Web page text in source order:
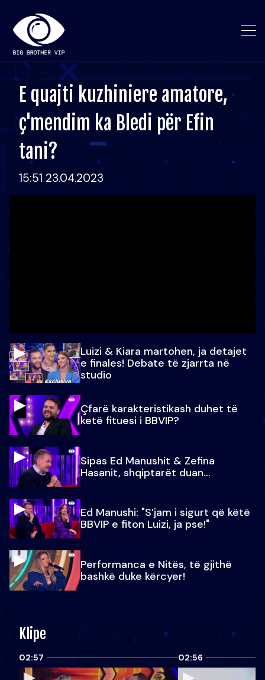
E quajti kuzhiniere amatore,
ç'mendim ka Bledi për Efin
tani?
15:51 23.04.2023
Luizi & Kiara martohen, ja detajet
e finales! Debate të zjarrta në
studio
Çfarë karakteristikash duhet të
ketë fituesi i BBVIP?
Sipas Ed Manushit & Zefina
Hasanit, shqiptarët duan...
Ed Manushi: "S’jam i sigurt që këtë
BBVIP e fiton Luizi, ja pse!"
Performanca e Nitës, të gjithë
bashkë duke kërcyer!
Klipe
02:57 02:56